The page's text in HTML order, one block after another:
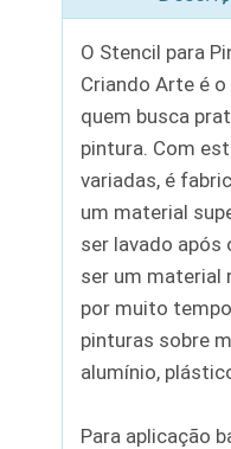
O Stencil para
Criando Arte é
quem busca
pintura. Com
variadas, é
um material
ser lavado após
ser um material
por muito
pinturas sobre
alumínio,
Para aplicação